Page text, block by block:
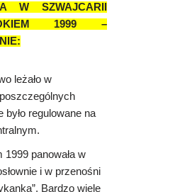
W SZWAJCARII
1999 –
:
leżało w
było regulowane na
1999 panowała w
i w przenośni
Bardzo wiele